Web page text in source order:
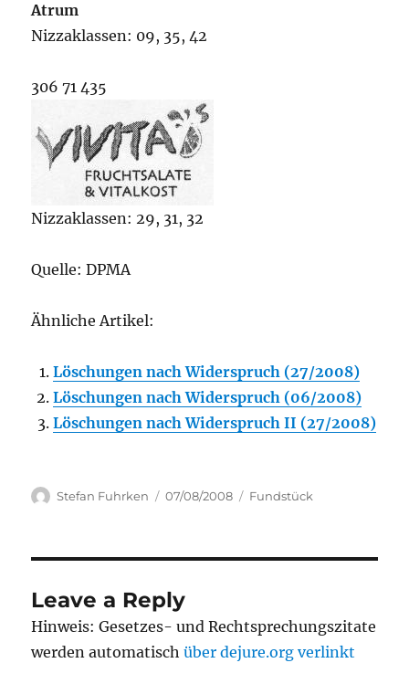
Atrum
Nizzaklassen: 09, 35, 42
306 71 435
Nizzaklassen: 29, 31, 32
Quelle: DPMA
Ähnliche Artikel:
Löschungen nach Widerspruch (27/2008)
Löschungen nach Widerspruch (06/2008)
Löschungen nach Widerspruch II (27/2008)
Author
Stefan Fuhrken
Posted
07/08/2008 Categories
Fundstück
Leave a Reply
Hinweis: Gesetzes- und Rechtsprechungszitate
werden automatischüber dejure.org verlinkt